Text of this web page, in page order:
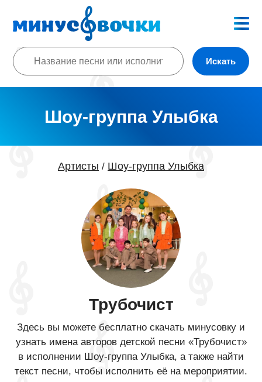
Искать
Шоу-группа Улыбка
Артисты / Шоу-группа Улыбка
Трубочист
Здесь вы можете бесплатно скачать минусовку и
узнать имена авторов детской песни «Трубочист»
в исполнении Шоу-группа Улыбка, а также найти
текст песни, чтобы исполнить её на мероприятии.